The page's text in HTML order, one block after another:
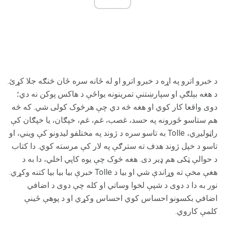
د خبرو اترو په اړه د خبرو اترو او له ځانه سره ځان څنګه جلا کړئ.
د هغه بېلګې او سپارښتنې تمرینونه یواځې د هاکس پوکن نه دي؛
دوی واقعا کار کوي او هغه څه دي چې هرڅوک کولی شي. که څه
هم ستاسو ځورونه په حسد، غصب، غم، غم، خپګان، یا خپګان کې
راټولیږي، Tolle به تاسو سره د ژوند په مختلفو لیدونو کې ویني، او
تاسو د خپل ژوند هدف ته سترګې په لار کې مرسته کوي. دا کتاب
د حوالې ټکی هم ډیر دی. هغه څوک چې یوه کاپي اخلي، دا به د
هغې مخې ته وړاندې شي او بیا د Tolle خبرې بیا بیا بیا کتنه وکړي.
نور به دا د دوی د شپې لخوا وساتي او کله چې دوی د اضافي
اضافي بکسونو احساس کوي احساس وکړي او د پوهې ځینې
کلمې کاروي.